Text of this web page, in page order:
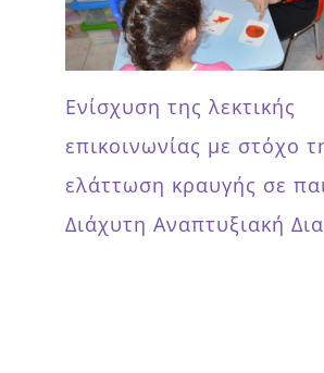
Ενίσχυση της λεκτικής
επικοινωνίας με στόχο
ελάττωση κραυγής σε
Διάχυτη Αναπτυξιακή